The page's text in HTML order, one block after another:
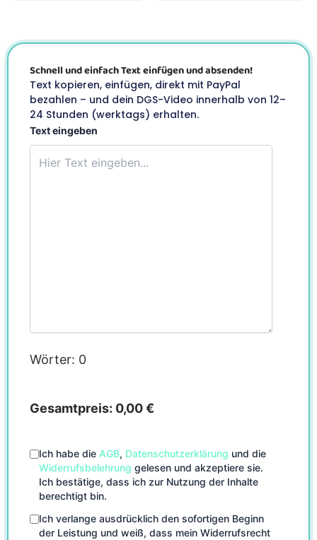
Schnell und einfach Text einfügen und absenden!
Text kopieren, einfügen, direkt mit PayPal
bezahlen – und dein DGS-Video innerhalb von 12–
24 Stunden (werktags) erhalten.
Text eingeben
Wörter: 0
Gesamtpreis: 0,00 €
Ich habe die AGB, Datenschutzerklärung und die
Widerrufsbelehrung gelesen und akzeptiere sie.
Ich bestätige, dass ich zur Nutzung der Inhalte
berechtigt bin.
Ich verlange ausdrücklich den sofortigen Beginn
der Leistung und weiß, dass mein Widerrufsrecht